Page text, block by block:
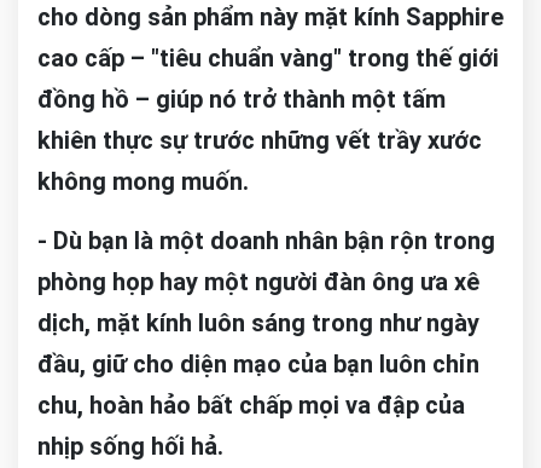
cho dòng sản phẩm này mặt kính Sapphire
cao cấp – "tiêu chuẩn vàng" trong thế giới
đồng hồ – giúp nó trở thành một tấm
khiên thực sự trước những vết trầy xước
không mong muốn.
- Dù bạn là một doanh nhân bận rộn trong
phòng họp hay một người đàn ông ưa xê
dịch, mặt kính luôn sáng trong như ngày
đầu, giữ cho diện mạo của bạn luôn chỉn
chu, hoàn hảo bất chấp mọi va đập của
nhịp sống hối hả.